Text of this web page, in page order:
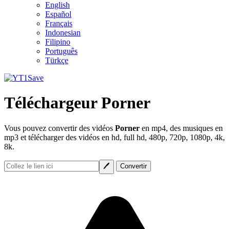
English
Español
Français
Indonesian
Filipino
Português
Türkçe
Téléchargeur Porner
Vous pouvez convertir des vidéos Porner en mp4, des musiques en
mp3 et télécharger des vidéos en hd, full hd, 480p, 720p, 1080p, 4k,
8k.